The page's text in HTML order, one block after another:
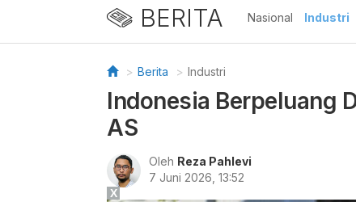
BERITA Nasional Industri
Berita Industri
Indonesia Berpeluang
AS
Oleh Reza Pahlevi
7 Juni 2026, 13:52
X